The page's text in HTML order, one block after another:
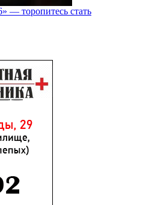
— торопитесь стать